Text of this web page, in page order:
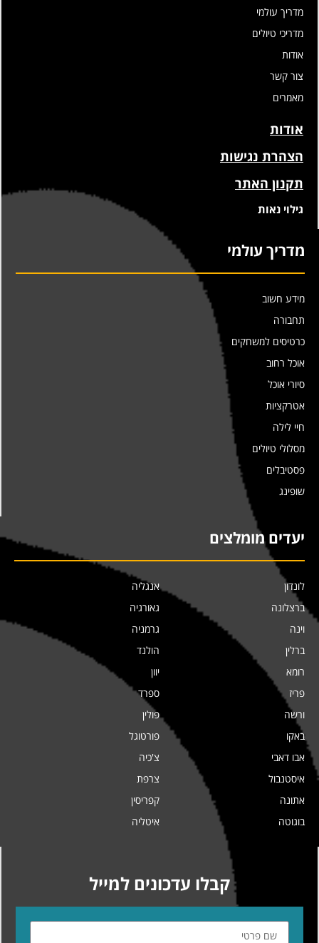
מדריך עולמי
מדריכי טיולים
אודות
צור קשר
מאמרים
אודות
הצהרת נגישות
תקנון האתר
גילוי נאות
מדריך עולמי
מידע חשוב
תחבורה
כרטיסים למשחקים
אוכל רחוב
סיורי אוכל
אטרקציות
חיי לילה
מסלולי טיולים
פסטיבלים
שופינג
יעדים מומלצים
לונדון
ברצלונה
וינה
ברלין
רומא
פריז
ורשה
באקו
אבו דאבי
איסטנבול
אתונה
בוגוטה
אנגליה
גאורגיה
גרמניה
הולנד
יוון
ספרד
פולין
פורטוגל
צ'כיה
צרפת
קפריסין
איטליה
קבלו עדכונים למייל